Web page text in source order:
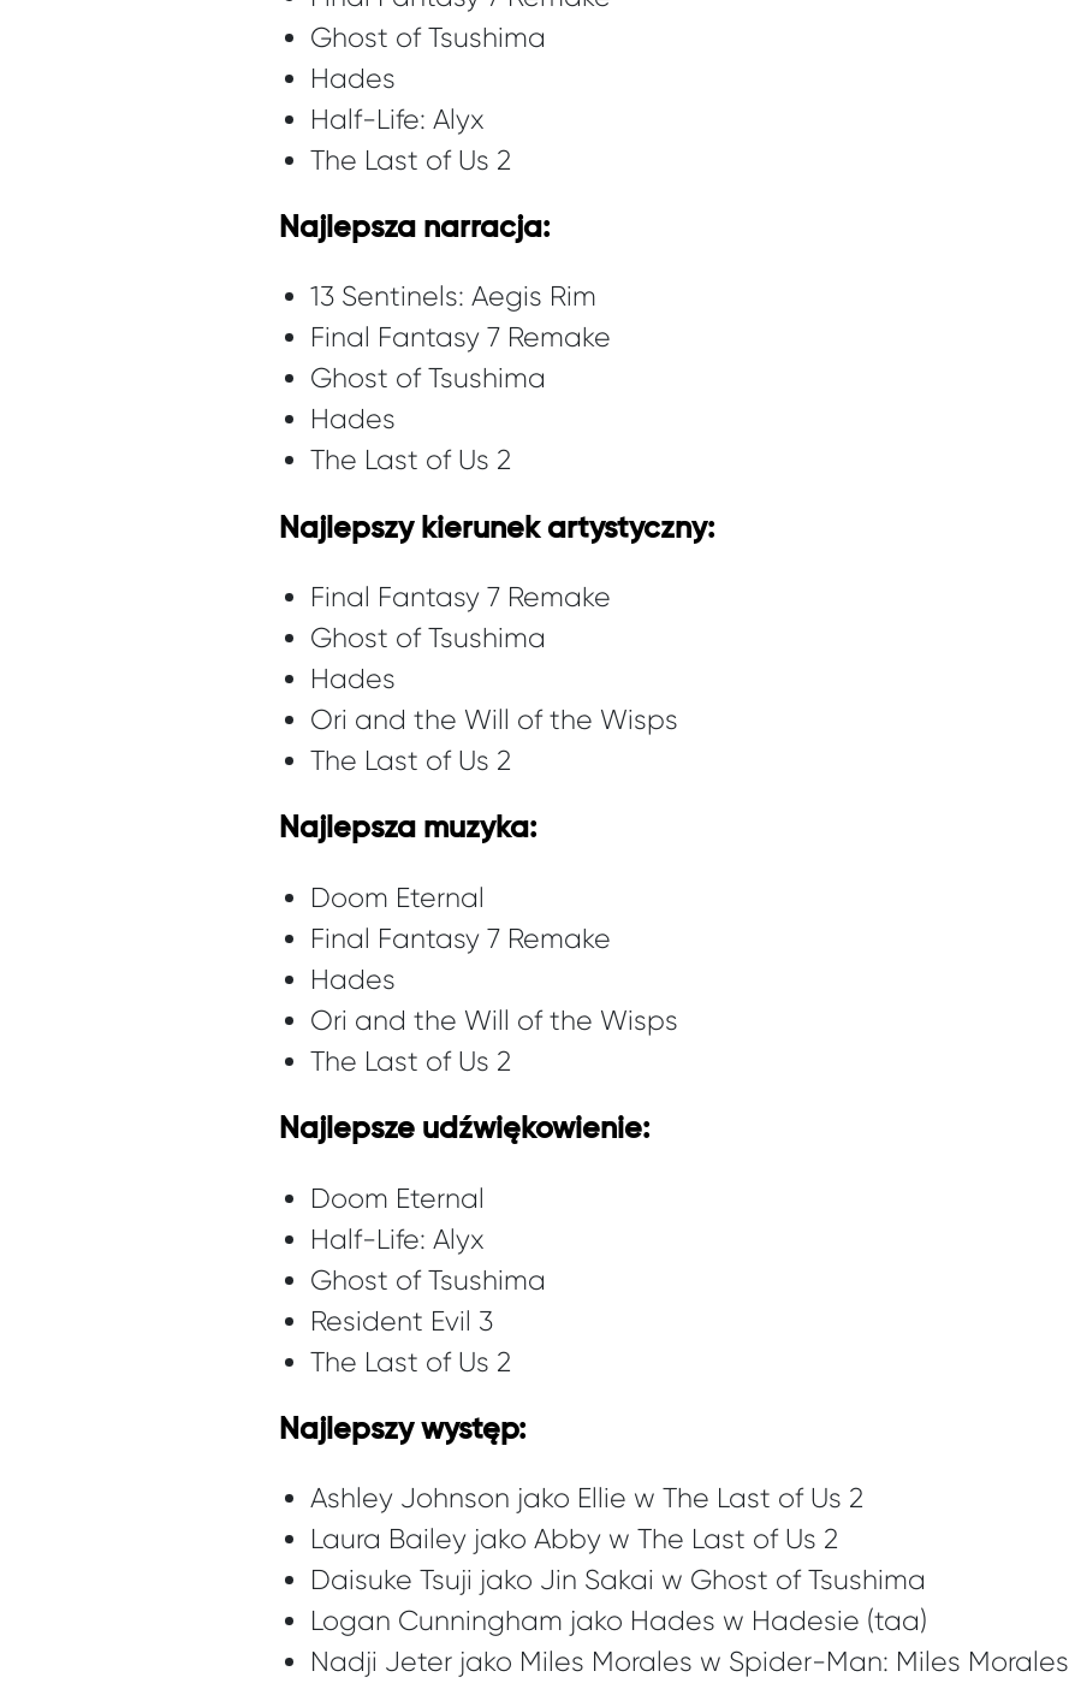
Ghost of Tsushima
Hades
Half-Life: Alyx
The Last of Us 2
Najlepsza narracja:
13 Sentinels: Aegis Rim
Final Fantasy 7 Remake
Ghost of Tsushima
Hades
The Last of Us 2
Najlepszy kierunek artystyczny:
Final Fantasy 7 Remake
Ghost of Tsushima
Hades
Ori and the Will of the Wisps
The Last of Us 2
Najlepsza muzyka:
Doom Eternal
Final Fantasy 7 Remake
Hades
Ori and the Will of the Wisps
The Last of Us 2
Najlepsze udźwiękowienie:
Doom Eternal
Half-Life: Alyx
Ghost of Tsushima
Resident Evil 3
The Last of Us 2
Najlepszy występ:
Ashley Johnson jako Ellie w The Last of Us 2
Laura Bailey jako Abby w The Last of Us 2
Daisuke Tsuji jako Jin Sakai w Ghost of Tsushima
Logan Cunningham jako Hades w Hadesie (taa)
Nadji Jeter jako Miles Morales w Spider-Man: Miles Morales